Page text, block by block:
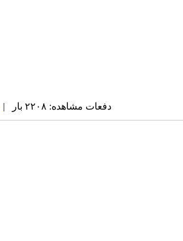
دفعات مشاهده: ۲۲۰۸ بار |